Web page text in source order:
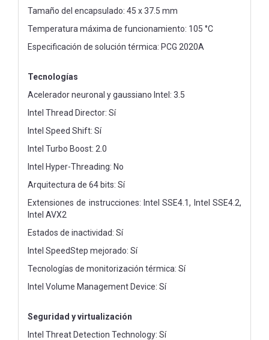
Tamaño del encapsulado: 45 x 37.5 mm
Temperatura máxima de funcionamiento: 105 °C
Especificación de solución térmica: PCG 2020A
Tecnologías
Acelerador neuronal y gaussiano Intel: 3.5
Intel Thread Director: Sí
Intel Speed Shift: Sí
Intel Turbo Boost: 2.0
Intel Hyper-Threading: No
Arquitectura de 64 bits: Sí
Extensiones de instrucciones: Intel SSE4.1, Intel SSE4.2,
Intel AVX2
Estados de inactividad: Sí
Intel SpeedStep mejorado: Sí
Tecnologías de monitorización térmica: Sí
Intel Volume Management Device: Sí
Seguridad y virtualización
Intel Threat Detection Technology: Sí